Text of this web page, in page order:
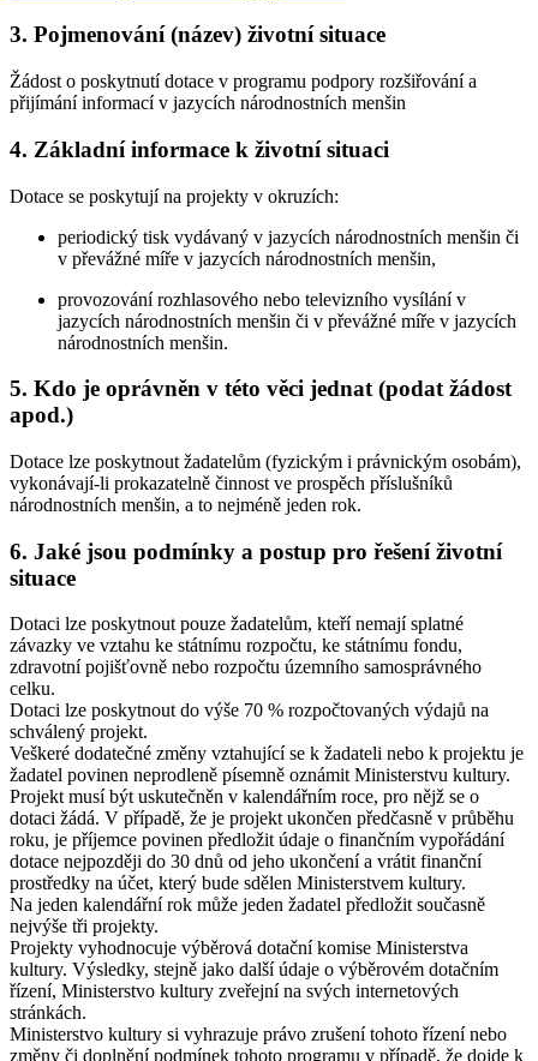
3. Pojmenování (název) životní situace
Žádost o poskytnutí dotace v programu podpory rozšiřování a
přijímání informací v jazycích národnostních menšin
4. Základní informace k životní situaci
Dotace se poskytují na projekty v okruzích:
periodický tisk vydávaný v jazycích národnostních menšin či
v převážné míře v jazycích národnostních menšin,
provozování rozhlasového nebo televizního vysílání v
jazycích národnostních menšin či v převážné míře v jazycích
národnostních menšin.
5. Kdo je oprávněn v této věci jednat (podat žádost
apod.)
Dotace lze poskytnout žadatelům (fyzickým i právnickým osobám),
vykonávají-li prokazatelně činnost ve prospěch příslušníků
národnostních menšin, a to nejméně jeden rok.
6. Jaké jsou podmínky a postup pro řešení životní
situace
Dotaci lze poskytnout pouze žadatelům, kteří nemají splatné
závazky ve vztahu ke státnímu rozpočtu, ke státnímu fondu,
zdravotní pojišťovně nebo rozpočtu územního samosprávného
celku.
Dotaci lze poskytnout do výše 70 % rozpočtovaných výdajů na
schválený projekt.
Veškeré dodatečné změny vztahující se k žadateli nebo k projektu je
žadatel povinen neprodleně písemně oznámit Ministerstvu kultury.
Projekt musí být uskutečněn v kalendářním roce, pro nějž se o
dotaci žádá. V případě, že je projekt ukončen předčasně v průběhu
roku, je příjemce povinen předložit údaje o finančním vypořádání
dotace nejpozději do 30 dnů od jeho ukončení a vrátit finanční
prostředky na účet, který bude sdělen Ministerstvem kultury.
Na jeden kalendářní rok může jeden žadatel předložit současně
nejvýše tři projekty.
Projekty vyhodnocuje výběrová dotační komise Ministerstva
kultury. Výsledky, stejně jako další údaje o výběrovém dotačním
řízení, Ministerstvo kultury zveřejní na svých internetových
stránkách.
Ministerstvo kultury si vyhrazuje právo zrušení tohoto řízení nebo
změny či doplnění podmínek tohoto programu v případě, že dojde k